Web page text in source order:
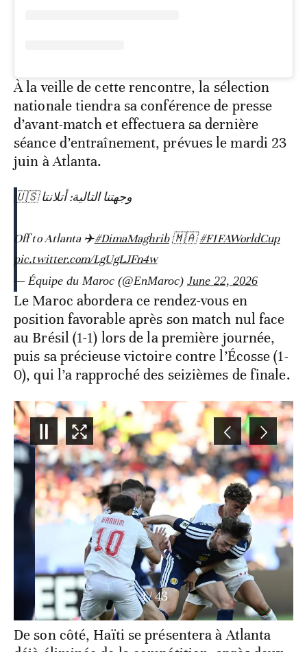
À la veille de cette rencontre, la sélection
nationale tiendra sa conférence de presse
d’avant-match et effectuera sa dernière
séance d’entraînement, prévues le mardi 23
juin à Atlanta.
وجهتنا التالية: أتلانتا 🇺🇸
Off to Atlanta ✈️#DimaMaghrib🇲🇦#FIFAWorldCup
pic.twitter.com/LgUgLJFn4w
— Équipe du Maroc (@EnMaroc) June 22, 2026
Le Maroc abordera ce rendez-vous en
position favorable après son match nul face
au Brésil (1-1) lors de la première journée,
puis sa précieuse victoire contre l’Écosse (1-
0), qui l’a rapproché des seizièmes de finale.
4/43
De son côté, Haïti se présentera à Atlanta